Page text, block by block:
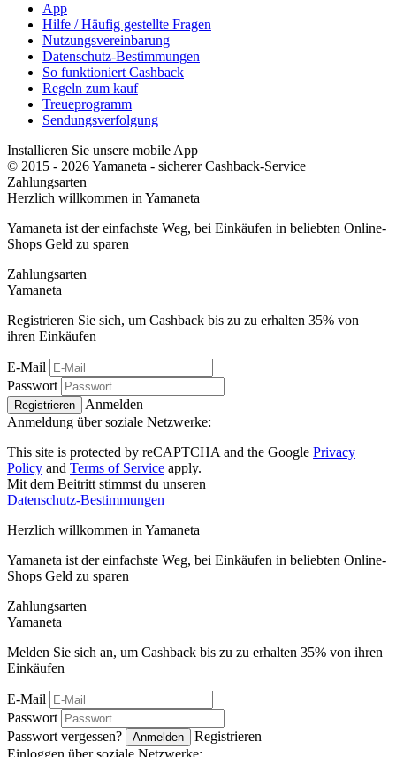
App
Hilfe / Häufig gestellte Fragen
Nutzungsvereinbarung
Datenschutz-Bestimmungen
So funktioniert Cashback
Regeln zum kauf
Treueprogramm
Sendungsverfolgung
Installieren Sie unsere mobile App
© 2015 - 2026 Yamaneta - sicherer Cashback-Service
Zahlungsarten
Herzlich willkommen in Yamaneta
Yamaneta ist der einfachste Weg, bei Einkäufen in beliebten Online-
Shops Geld zu sparen
Zahlungsarten
Yamaneta
Registrieren Sie sich, um Cashback bis zu zu erhalten 35% von
ihren Einkäufen
E-Mail
Passwort
Registrieren
Anmelden
Anmeldung über soziale Netzwerke:
This site is protected by reCAPTCHA and the Google Privacy
Policy and Terms of Service apply.
Mit dem Beitritt stimmst du unseren
Datenschutz-Bestimmungen
Herzlich willkommen in Yamaneta
Yamaneta ist der einfachste Weg, bei Einkäufen in beliebten Online-
Shops Geld zu sparen
Zahlungsarten
Yamaneta
Melden Sie sich an, um Cashback bis zu zu erhalten 35% von ihren
Einkäufen
E-Mail
Passwort
Passwort vergessen?
Anmelden
Registrieren